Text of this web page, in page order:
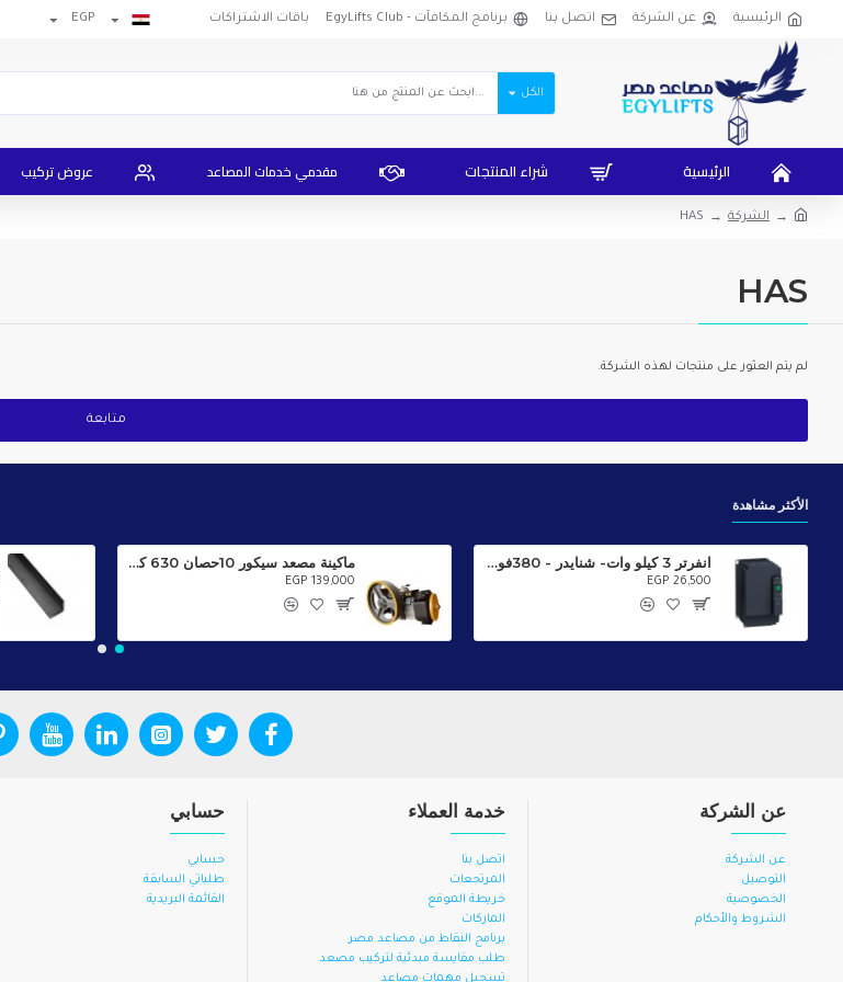
الرئيسية عن الشركة اتصل بنا برنامج المكافآت - EgyLifts Club باقات الاشتراكات EGP
الكل
الرئيسية شراء المنتجات مقدمي خدمات المصاعد عروض تركيب
الشركة HAS
HAS
لم يتم العثور على منتجات لهذه الشركة.
متابعة
الأكثر مشاهدة
انفرتر 3 كيلو وات- شنايدر - 380فولت - ATV320U30N4C
EGP 26,500
ماكينة مصعد سيكور 10حصان 630 كجم سرعتان إيطالي
EGP 139,000
عن الشركة
عن الشركة
التوصيل
الخصوصية
الشروط والأحكام
خدمة العملاء
اتصل بنا
المرتجعات
خريطة الموقع
الماركات
برنامج النقاط من مصاعد مصر
طلب مقايسة مبدئية لتركيب مصعد
تسجيل مهمات مصاعد
حسابي
حسابي
طلباتي السابقة
القائمة البريدية